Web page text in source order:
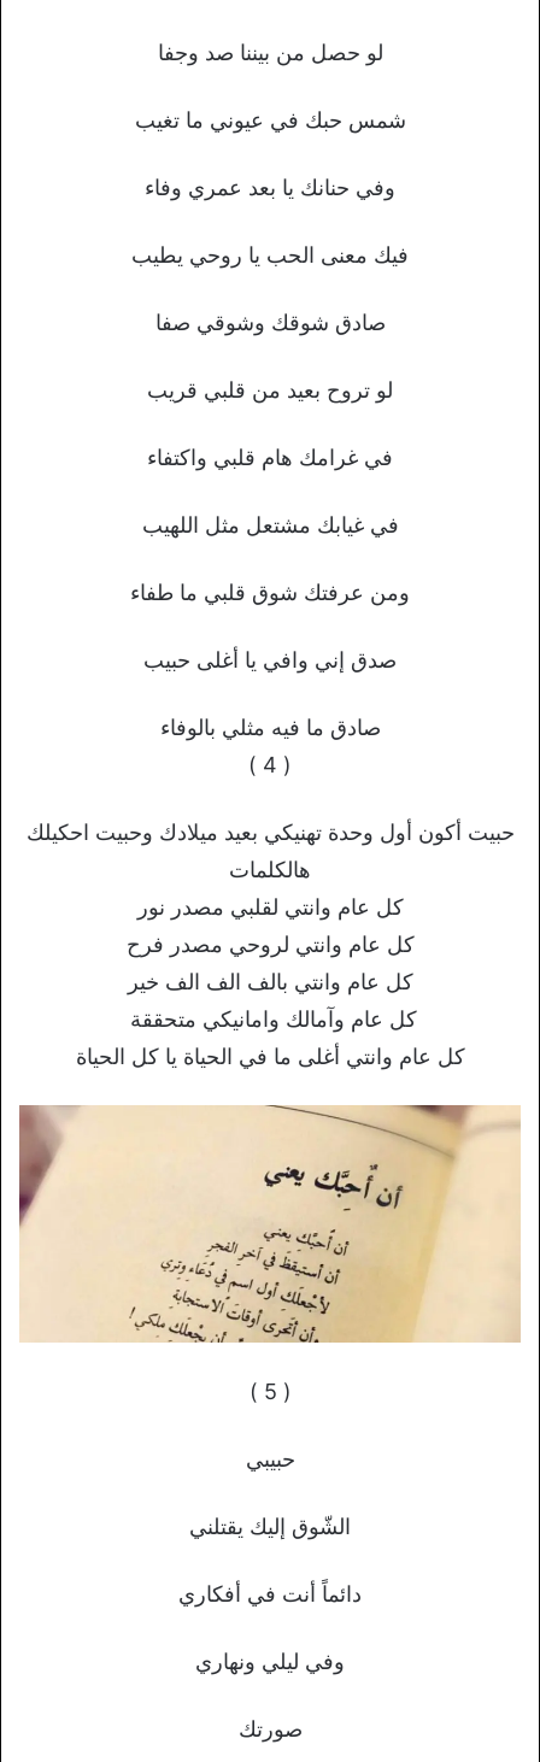
لو حصل من بيننا صد وجفا
شمس حبك في عيوني ما تغيب
وفي حنانك يا بعد عمري وفاء
فيك معنى الحب يا روحي يطيب
صادق شوقك وشوقي صفا
لو تروح بعيد من قلبي قريب
في غرامك هام قلبي واكتفاء
في غيابك مشتعل مثل اللهيب
ومن عرفتك شوق قلبي ما طفاء
صدق إني وافي يا أغلى حبيب
صادق ما فيه مثلي بالوفاء
( 4 )
حبيت أكون أول وحدة تهنيكي بعيد ميلادك وحبيت احكيلك
هالكلمات
كل عام وانتي لقلبي مصدر نور
كل عام وانتي لروحي مصدر فرح
كل عام وانتي بالف الف الف خير
كل عام وآمالك وامانيكي متحققة
كل عام وانتي أغلى ما في الحياة يا كل الحياة
( 5 )
حبيبي
الشّوق إليك يقتلني
دائماً أنت في أفكاري
وفي ليلي ونهاري
صورتك